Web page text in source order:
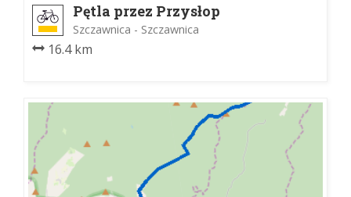
Pętla przez Przysłop
Szczawnica - Szczawnica
16.4 km